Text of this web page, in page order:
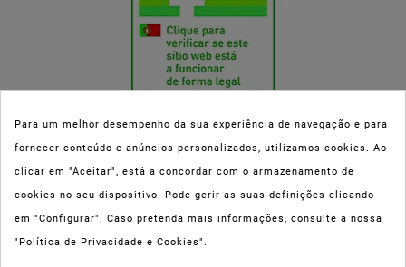
Esta parafarmácia (Farmaoli) encontra-se autorizada pelo INFARMED
(registo nº 00078/2020) para a dispensa de Medicamentos Não
Sujeitos a Receita Médica (MNSRM) e produtos de saúde e bem-estar
ao domicílio e através da internet. Os Medicamentos Não Sujeitos a
Para um melhor desempenho da sua experiência de navegação e para
fornecer conteúdo e anúncios personalizados, utilizamos cookies. Ao
clicar em "Aceitar", está a concordar com o armazenamento de
cookies no seu dispositivo. Pode gerir as suas definições clicando
em "Configurar". Caso pretenda mais informações, consulte a nossa
"Política de Privacidade e Cookies".